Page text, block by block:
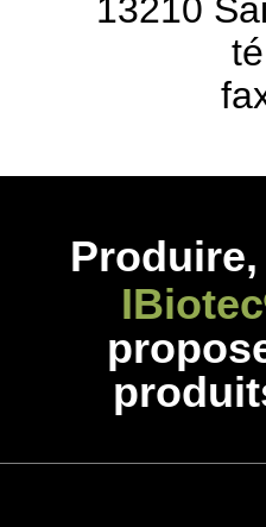
13210
IBiotec